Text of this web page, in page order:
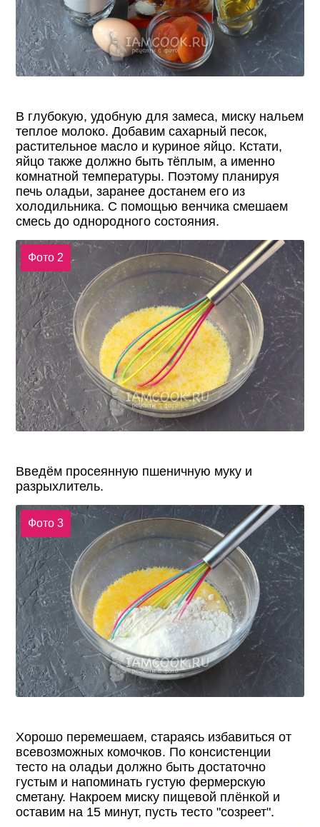
В глубокую, удобную для замеса, миску нальем
теплое молоко. Добавим сахарный песок,
растительное масло и куриное яйцо. Кстати,
яйцо также должно быть тёплым, а именно
комнатной температуры. Поэтому планируя
печь оладьи, заранее достанем его из
холодильника. С помощью венчика смешаем
смесь до однородного состояния.
Фото 2
Введём просеянную пшеничную муку и
разрыхлитель.
Фото 3
Хорошо перемешаем, стараясь избавиться от
всевозможных комочков. По консистенции
тесто на оладьи должно быть достаточно
густым и напоминать густую фермерскую
сметану. Накроем миску пищевой плёнкой и
оставим на 15 минут, пусть тесто "созреет".